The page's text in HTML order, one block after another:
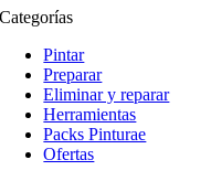
Categorías
Pintar
Preparar
Eliminar y reparar
Herramientas
Packs Pinturae
Ofertas